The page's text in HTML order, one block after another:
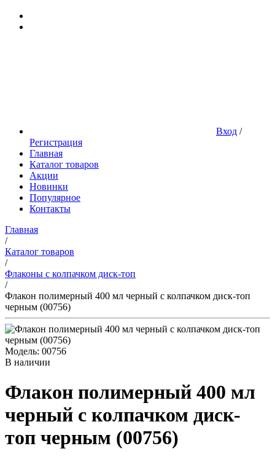
Вход /
Регистрация
Главная
Каталог товаров
Акции
Новинки
Популярное
Контакты
Главная
/
Каталог товаров
/
Флаконы с колпачком диск-топ
/
Флакон полимерный 400 мл черный с колпачком диск-топ
черным (00756)
Модель: 00756
В наличии
Флакон полимерный 400 мл
черный с колпачком диск-
топ черным (00756)